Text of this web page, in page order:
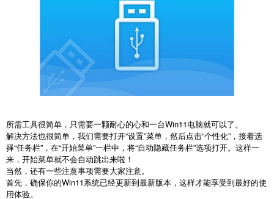
所需工具很简单，只需要一颗耐心的心和一台Win11电脑就可以了。
解决方法也很简单，我们需要打开“设置”菜单，然后点击“个性化”，接着选
择“任务栏”，在“开始菜单”一栏中，将“自动隐藏任务栏”选项打开。这样一
来，开始菜单就不会自动跳出来啦！
当然，还有一些注意事项需要大家注意。
首先，确保你的Win11系统已经更新到最新版本，这样才能享受到最好的使
用体验。